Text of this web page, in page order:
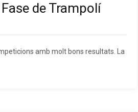
de Trampolí
amb molt bons resultats. La